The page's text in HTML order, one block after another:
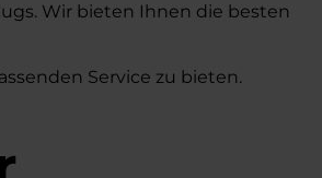
Wir bieten Ihnen die besten
Service zu bieten.